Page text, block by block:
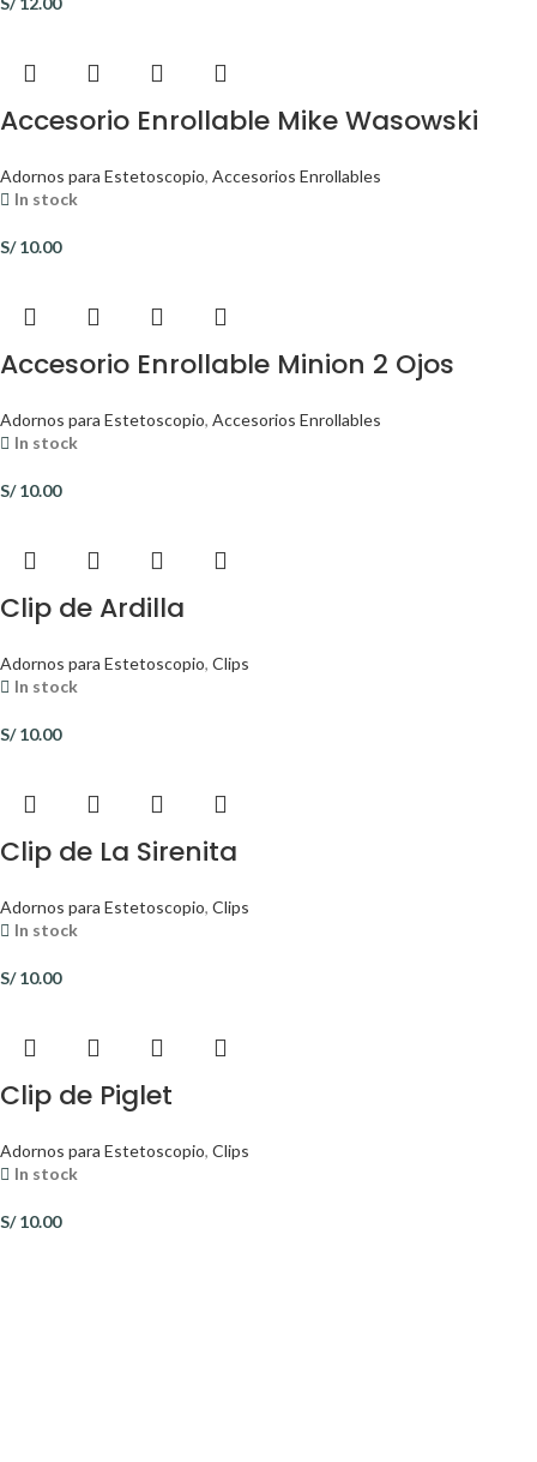
Accesorio Enrollable Mike Wasowski
Adornos para Estetoscopio, Accesorios Enrollables
In stock
S/10.00
Accesorio Enrollable Minion 2 Ojos
Adornos para Estetoscopio, Accesorios Enrollables
In stock
S/10.00
Clip de Ardilla
Adornos para Estetoscopio, Clips
In stock
S/10.00
Clip de La Sirenita
Adornos para Estetoscopio, Clips
In stock
S/10.00
Clip de Piglet
Adornos para Estetoscopio, Clips
In stock
S/10.00